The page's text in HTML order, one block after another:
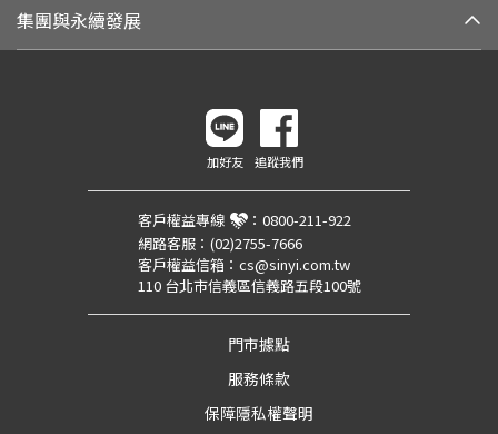
集團與永續發展
加好友 追蹤我們
客戶權益專線 ： 0800-211-922
網路客服： (02)2755-7666
客戶權益信箱： cs@sinyi.com.tw
110 台北市信義區信義路五段100號
門市據點
服務條款
保障隱私權聲明